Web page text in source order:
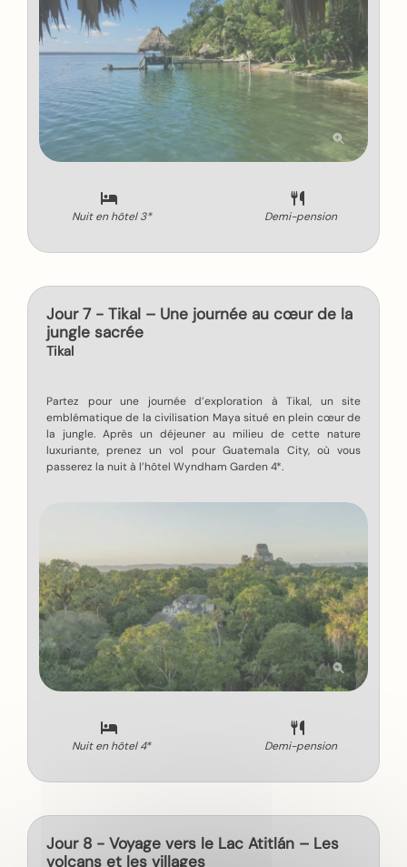
Nuit en hôtel 3* Demi-pension
Jour 7 - Tikal – Une journée au cœur de la
jungle sacrée
Tikal
Partez pour une journée d’exploration à Tikal, un site
emblématique de la civilisation Maya situé en plein cœur de
la jungle. Après un déjeuner au milieu de cette nature
luxuriante, prenez un vol pour Guatemala City, où vous
passerez la nuit à l’hôtel Wyndham Garden 4*.
Nuit en hôtel 4* Demi-pension
Jour 8 - Voyage vers le Lac Atitlán – Les
volcans et les villages